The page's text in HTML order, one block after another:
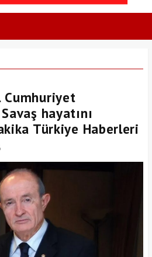
Cumhuriyet
hayatını
Türkiye Haberleri